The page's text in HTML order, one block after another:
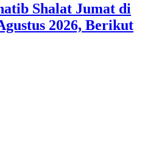
Shalat Jumat di
2026, Berikut